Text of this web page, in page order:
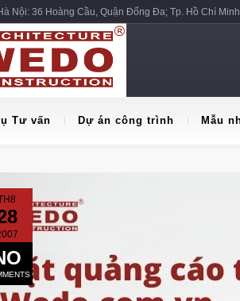
Nội: 36 Hoàng Cầu, Quận Đống Đa; Tp. Hồ Chí
Tư vấn Dự án công trình Mẫu